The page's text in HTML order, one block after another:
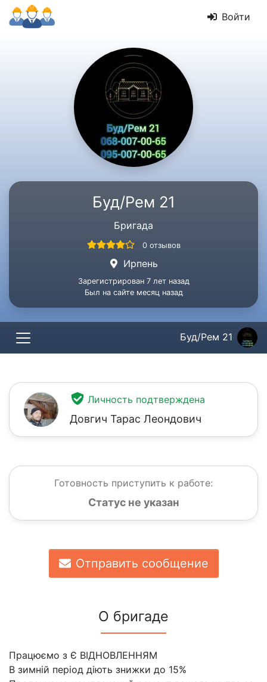
Войти
Буд/Рем 21
Бригада
0 отзывов
Ирпень
Зарегистрирован 7 лет назад
Был на сайте месяц назад
Буд/Рем 21
Личность подтверждена
Довгич Тарас Леондович
Готовность приступить к работе:
Статус не указан
Отправить сообщение
О бригаде
Працюємо з Є ВІДНОВЛЕННЯМ
В зимній період діють знижки до 15%